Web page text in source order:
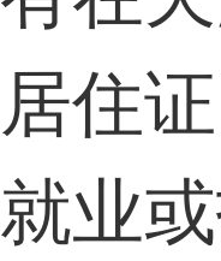
居住证
就业